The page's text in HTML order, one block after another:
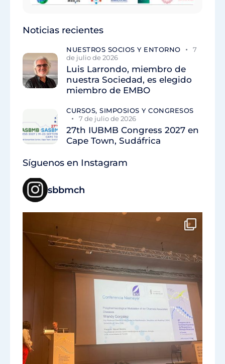
Noticias recientes
NUESTROS SOCIOS Y ENTORNO
7
de julio de 2026
Luis Larrondo, miembro de
nuestra Sociedad, es elegido
miembro de EMBO
CURSOS, SIMPOSIOS Y CONGRESOS
7 de julio de 2026
27th IUBMB Congress 2027 en
Cape Town, Sudáfrica
Síguenos en Instagram
sbbmch